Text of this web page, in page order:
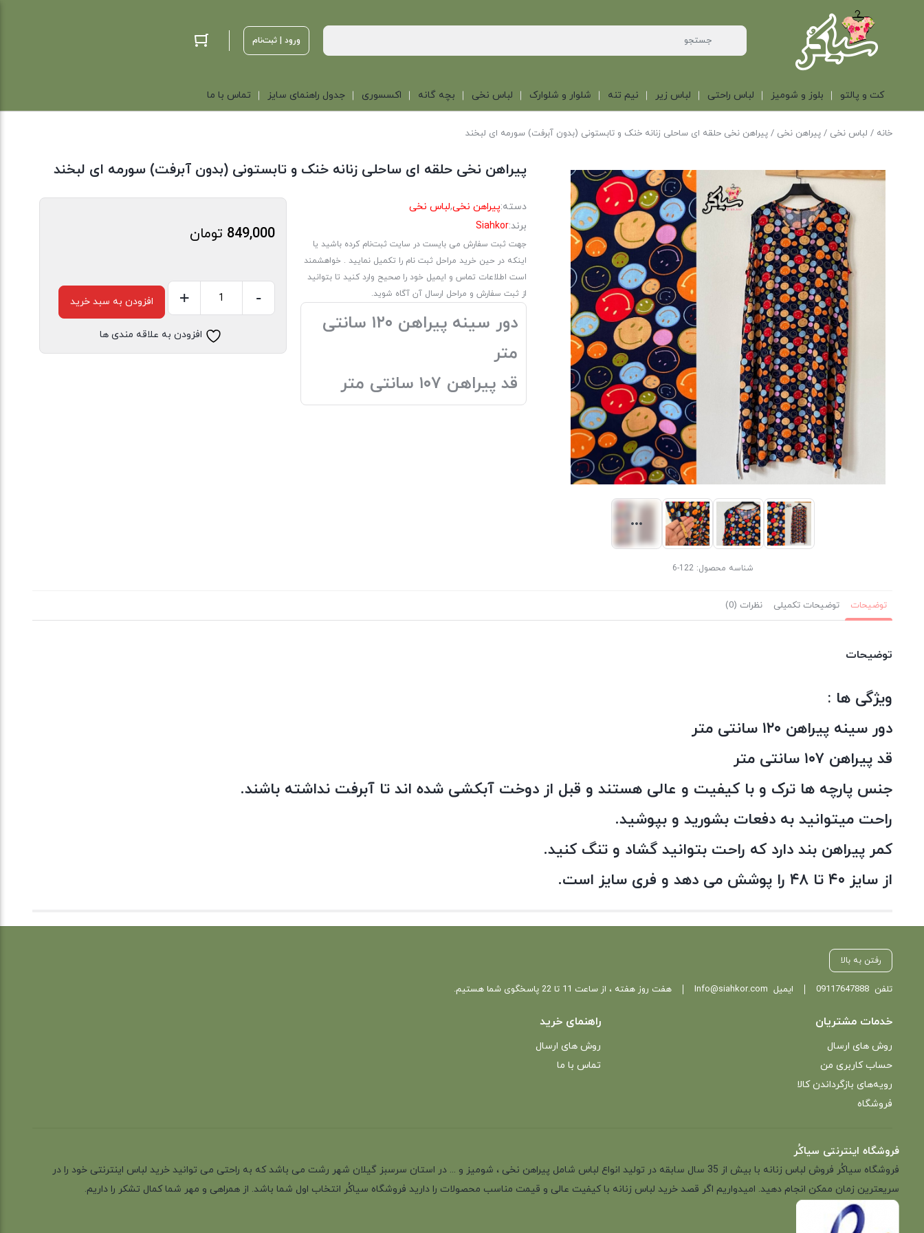
ورود | ثبت‌نام
کت و پالتو بلوز و شومیز لباس راحتی لباس زیر نیم تنه شلوار و شلوارک لباس نخی بچه گانه اکسسوری جدول راهنمای سایز تماس با ما
خانه / لباس نخی /پیراهن نخی / پیراهن نخی حلقه ای ساحلی زنانه خنک و تابستونی (بدون آبرفت) سورمه ای لبخند
شناسه محصول:122-6
پیراهن نخی حلقه ای ساحلی زنانه خنک و تابستونی (بدون آبرفت) سورمه ای لبخند
دسته:پیراهن نخی,لباس نخی
برند:Siahkor
جهت ثبت سفارش می بایست در سایت ثبت‌نام کرده باشید یا
اینکه در حین خرید مراحل ثبت نام را تکمیل نمایید . خواهشمند
است اطلاعات تماس و ایمیل خود را صحیح وارد کنید تا بتوانید
از ثبت سفارش و مراحل ارسال آن آگاه شوید.
دور سینه پیراهن ۱۲۰ سانتی
متر
قد پیراهن ۱۰۷ سانتی متر
849,000 تومان
-
+ افزودن به سبد خرید
افزودن به علاقه مندی ها
توضیحات توضیحات تکمیلی نظرات (0)
توضیحات
ویژگی ها :
دور سینه پیراهن ۱۲۰ سانتی متر
قد پیراهن ۱۰۷ سانتی متر
جنس پارچه ها ترک و با کیفیت و عالی هستند و قبل از دوخت آبکشی شده اند تا آبرفت نداشته باشند.
راحت میتوانید به دفعات بشورید و بپوشید.
کمر پیراهن بند دارد که راحت بتوانید گشاد و تنگ کنید.
از سایز ۴۰ تا ۴۸ را پوشش می دهد و فری سایز است.
رفتن به بالا
تلفن09117647888 ایمیل Info@siahkor.com هفت روز هفته ، از ساعت 11 تا 22 پاسخگوی شما هستیم.
خدمات مشتریان
روش های ارسال
حساب کاربری من
رویه‌های بازگرداندن کالا
فروشگاه
راهنمای خرید
روش های ارسال
تماس با ما
فروشگاه اینترنتی سیاکُر
فروشگاه سیاکُر فروش لباس زنانه با بیش از 35 سال سابقه در تولید انواع لباس شامل پیراهن نخی ، شومیز و ... در استان سرسبز گیلان شهر رشت می باشد که به راحتی می توانید خرید لباس اینترنتی خود را در
سریعترین زمان ممکن انجام دهید. امیدواریم اگر قصد خرید لباس زنانه با کیفیت عالی و قیمت مناسب محصولات را دارید فروشگاه سیاکُر انتخاب اول شما باشد. از همراهی و مهر شما کمال تشکر را داریم.